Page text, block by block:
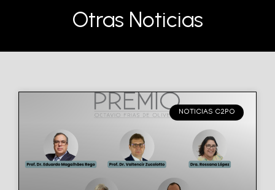
Otras Noticias
NOTICIAS C2PO